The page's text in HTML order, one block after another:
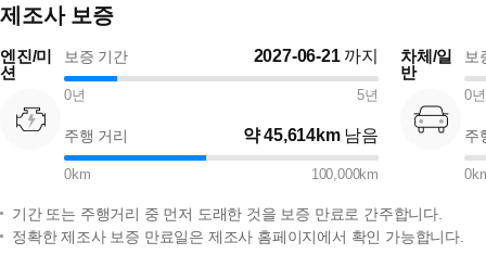
제조사 보증
엔진/미
션
보증 기간 2027-06-21 까지
0년 5년
주행 거리 약45,614km 남음
0km 100,000km
차체/일
반
보
0년
주
0
기간 또는 주행거리 중 먼저 도래한 것을 보증 만료로 간주합니다.
정확한 제조사 보증 만료일은 제조사 홈페이지에서 확인 가능합니다.